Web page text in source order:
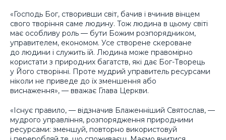
«Господь Бог, створивши світ, бачив і вчинив вінцем
свого творіння саме людину. Тож людина в цьому світі
має особливу роль — бути Божим розпорядником,
управителем, економом. Усе створене скероване
до людини і служить їй. Людина може правомірно
користати з природних багатств, які дає Бог-Творець
у Його створінні. Проте мудрий управитель ресурсами
ніколи не приведе до їх зменшення або
виснаження», — вважає Глава Церкви.
«Існує правило, — відзначив Блаженніший Святослав, —
мудрого управління, розпорядження природними
ресурсами: зменшуй, повторно використовуй